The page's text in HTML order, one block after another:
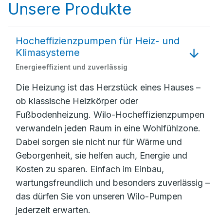
Unsere Produkte
Hocheffizienzpumpen für Heiz- und
Klimasysteme
Energieeffizient und zuverlässig
Die Heizung ist das Herzstück eines Hauses –
ob klassische Heizkörper oder
Fußbodenheizung. Wilo-Hocheffizienzpumpen
verwandeln jeden Raum in eine Wohlfühlzone.
Dabei sorgen sie nicht nur für Wärme und
Geborgenheit, sie helfen auch, Energie und
Kosten zu sparen. Einfach im Einbau,
wartungsfreundlich und besonders zuverlässig –
das dürfen Sie von unseren Wilo-Pumpen
jederzeit erwarten.